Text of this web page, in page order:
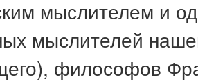
мыслителем и
мыслителей
философов